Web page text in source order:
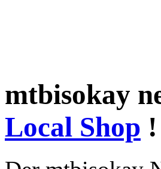
mtbisokay
Local Shop !